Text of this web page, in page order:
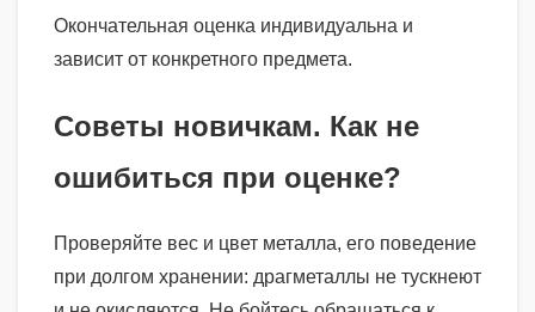
Окончательная оценка индивидуальна и
зависит от конкретного предмета.
Советы новичкам. Как не
ошибиться при оценке?
Проверяйте вес и цвет металла, его поведение
при долгом хранении: драгметаллы не тускнеют